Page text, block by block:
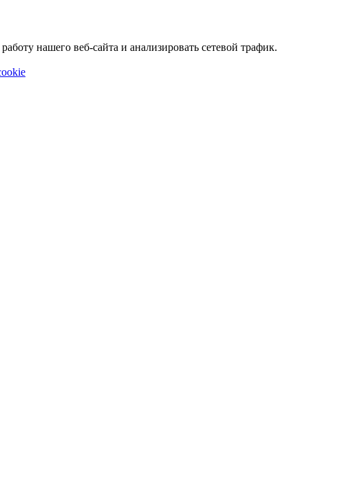
нашего веб-сайта и анализировать сетевой трафик.